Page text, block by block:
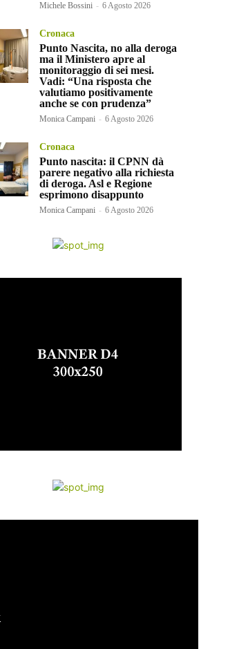
Michele Bossini - 6 Agosto 2026
Cronaca
Punto Nascita, no alla deroga
ma il Ministero apre al
monitoraggio di sei mesi.
Vadi: “Una risposta che
valutiamo positivamente
anche se con prudenza”
Monica Campani - 6 Agosto 2026
Cronaca
Punto nascita: il CPNN dà
parere negativo alla richiesta
di deroga. Asl e Regione
esprimono disappunto
Monica Campani - 6 Agosto 2026